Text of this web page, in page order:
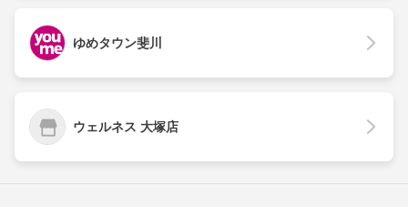
ゆめタウン斐川
ウェルネス 大塚店